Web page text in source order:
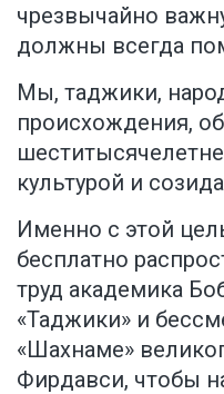
чрезвычайно
должны всегда
Мы, таджики,
происхождения,
культурой и
Именно с этой
бесплатно
труд академика
«Таджики» и
«Шахнаме»
Фирдавси, чтобы